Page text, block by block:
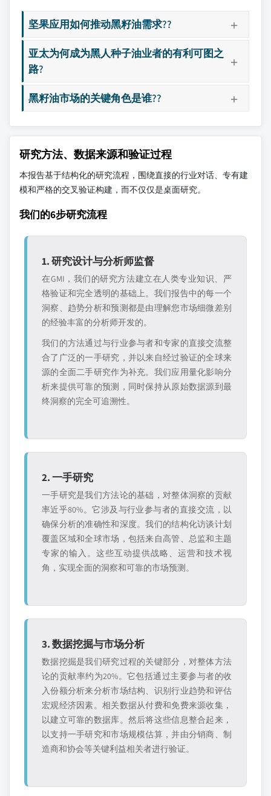
坚果应用如何推动黑籽油需求??
亚太为何成为黑人种子油业者的有利可图之
路?
黑籽油市场的关键角色是谁??
研究方法、数据来源和验证过程
本报告基于结构化的研究流程，围绕直接的行业对话、专有建
模和严格的交叉验证构建，而不仅仅是桌面研究。
我们的6步研究流程
1. 研究设计与分析师监督
在GMI，我们的研究方法建立在人类专业知识、严
格验证和完全透明的基础上。我们报告中的每一个
洞察、趋势分析和预测都是由理解您市场细微差别
的经验丰富的分析师开发的。
我们的方法通过与行业参与者和专家的直接交流整
合了广泛的一手研究，并以来自经过验证的全球来
源的全面二手研究作为补充。我们应用量化影响分
析来提供可靠的预测，同时保持从原始数据源到最
终洞察的完全可追溯性。
2. 一手研究
一手研究是我们方法论的基础，对整体洞察的贡献
率近乎80%。它涉及与行业参与者的直接交流，以
确保分析的准确性和深度。我们的结构化访谈计划
覆盖区域和全球市场，包括来自高管、总监和主题
专家的输入。这些互动提供战略、运营和技术视
角，实现全面的洞察和可靠的市场预测。
3. 数据挖掘与市场分析
数据挖掘是我们研究过程的关键部分，对整体方法
论的贡献率约为20%。它包括通过主要参与者的收
入份额分析来分析市场结构、识别行业趋势和评估
宏观经济因素。相关数据从付费和免费来源收集，
以建立可靠的数据库。然后将这些信息整合起来，
以支持一手研究和市场规模估算，并由分销商、制
造商和协会等关键利益相关者进行验证。